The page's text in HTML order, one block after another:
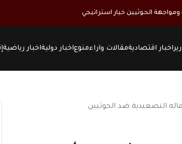
ومواجهة الحوثيين خيار استراتيجي
اخبار اقتصاديةمقالات واراءمنوعاخبار دوليةاخبار رياضية